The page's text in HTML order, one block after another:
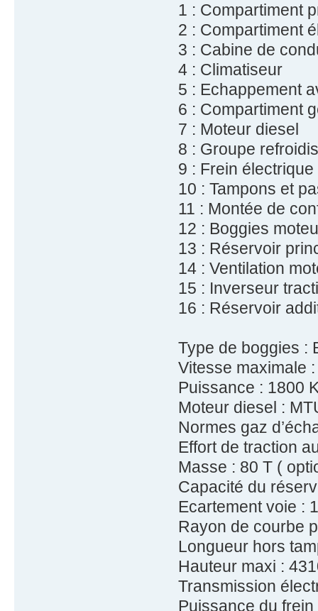
1 : Compartiment
2 : Compartiment
3 : Cabine de
4 : Climatiseur
5 : Echappement
6 : Compartiment
7 : Moteur diesel
8 : Groupe
9 : Frein électrique
10 : Tampons et
11 : Montée de
12 : Boggies
13 : Réservoir
14 : Ventilation
15 : Inverseur
16 : Réservoir
Type de boggies :
Vitesse maximale
Puissance : 1800
Moteur diesel :
Normes gaz
Effort de traction
Masse : 80 T (
Capacité du
Ecartement voie :
Rayon de courbe
Longueur hors
Hauteur maxi :
Transmission
Puissance du